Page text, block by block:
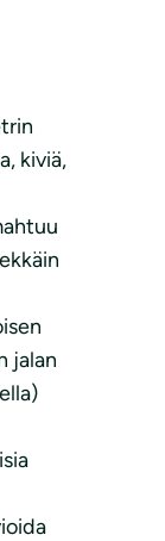
kiviä,
jalan